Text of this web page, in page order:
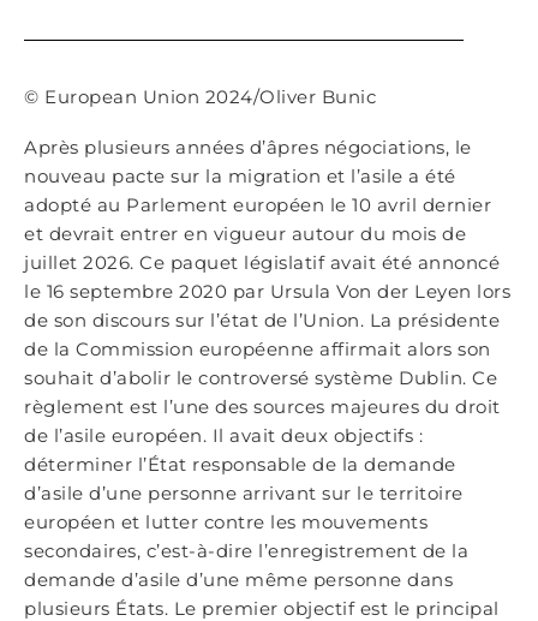
© European Union 2024/Oliver Bunic
Après plusieurs années d’âpres négociations, le
nouveau pacte sur la migration et l’asile a été
adopté au Parlement européen le 10 avril dernier
et devrait entrer en vigueur autour du mois de
juillet 2026. Ce paquet législatif avait été annoncé
le 16 septembre 2020 par Ursula Von der Leyen lors
de son discours sur l’état de l’Union. La présidente
de la Commission européenne affirmait alors son
souhait d’abolir le controversé système Dublin. Ce
règlement est l’une des sources majeures du droit
de l’asile européen. Il avait deux objectifs :
déterminer l’État responsable de la demande
d’asile d’une personne arrivant sur le territoire
européen et lutter contre les mouvements
secondaires, c’est-à-dire l’enregistrement de la
demande d’asile d’une même personne dans
plusieurs États. Le premier objectif est le principal